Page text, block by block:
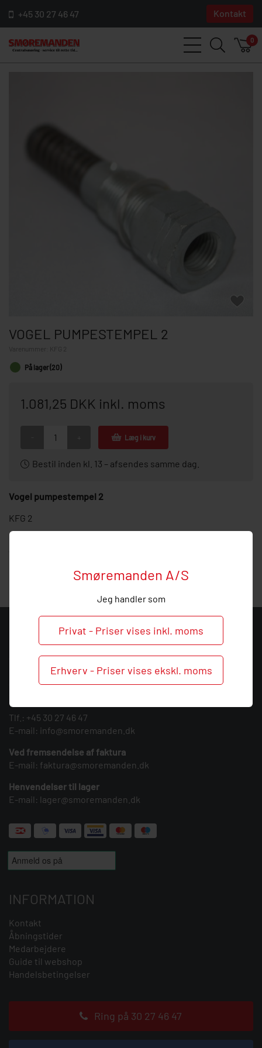
Smøremanden A/S
Jeg handler som
Privat - Priser vises inkl. moms
Erhverv - Priser vises ekskl. moms
+45 30 27 46 47 Kontakt
0
VOGEL PUMPESTEMPEL 2
På lager (20)
1.081,25 DKK inkl. moms
Læg i kurv
Bestil inden kl. 13 – afsendes samme dag.
Vogel pumpestempel 2
KFG 2
KONTAKT
Smøremanden A/S
CVR: 39683717
Søndergården 3
Tlf.: +45 30 27 46 47
E-mail: info@smoremanden.dk
Ved fremsendelse af faktura
E-mail: faktura@smoremanden.dk
Henvendelser til lager
E-mail: lager@smoremanden.dk
INFORMATION
Kontakt
Åbningstider
Medarbejdere
Guide til webshop
Handelsbetingelser
Ring på 30 27 46 47